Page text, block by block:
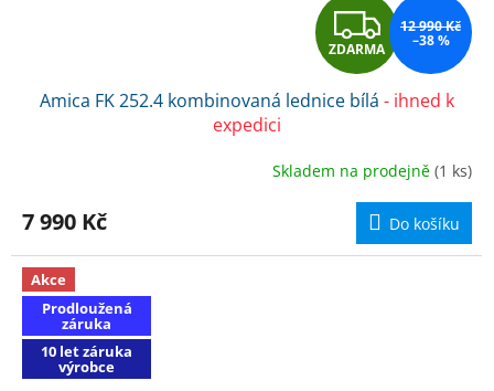
Z
D
A
R
M
A
ZDARMA
12 990 Kč
–38 %
Amica FK 252.4 kombinovaná lednice bílá - ihned k
expedici
Skladem na prodejně (1 ks)
7 990 Kč Do košíku
Akce
Prodloužená
záruka
10 let záruka
výrobce